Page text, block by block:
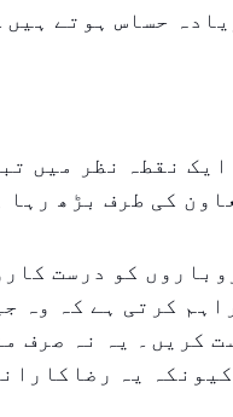
حساس ہوتے ہیں۔
نقطہ نظر میں
کی طرف بڑھ رہا
کو درست
کرتی ہے کہ وہ
کریں۔ یہ نہ صرف
یہ